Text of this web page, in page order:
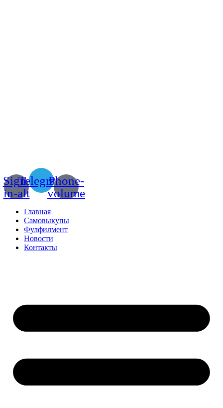
Sign-
in-alt
TelegramPhone-
volume
Главная
Самовыкупы
Фулфилмент
Новости
Контакты